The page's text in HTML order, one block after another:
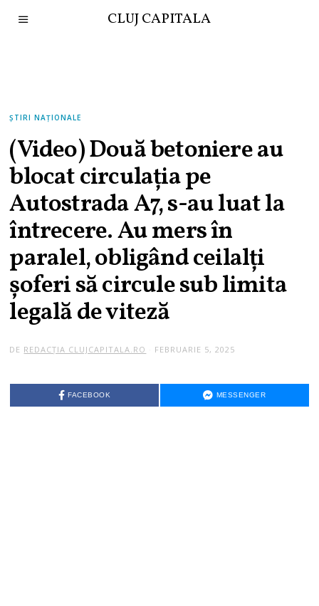
CLUJ CAPITALA
ȘTIRI NAȚIONALE
(Video) Două betoniere au
blocat circulația pe
Autostrada A7, s-au luat la
întrecere. Au mers în
paralel, obligând ceilalți
șoferi să circule sub limita
legală de viteză
DE REDACȚIA CLUJCAPITALA.RO FEBRUARIE 5, 2025
FACEBOOK MESSENGER